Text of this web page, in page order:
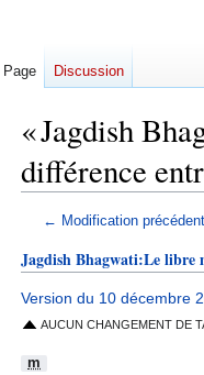
« Jagdish
différence
Aller
la
navigation
Aller
la
recherche
← Modification
Jagdish Bhagwati:Le libre
Version du 10 décembre
AUCUN CHANGEMENT DE
m
Page Discussion